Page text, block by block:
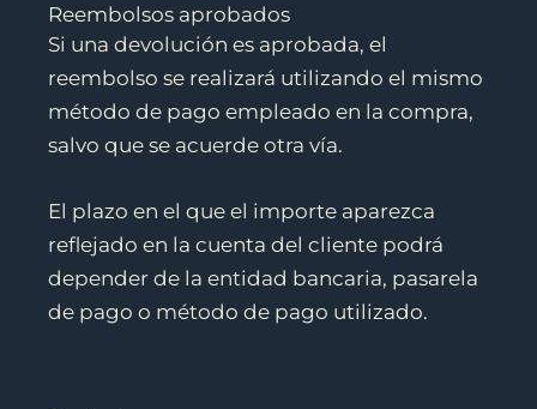
Reembolsos aprobados
Si una devolución es aprobada, el
reembolso se realizará utilizando el mismo
método de pago empleado en la compra,
salvo que se acuerde otra vía.
El plazo en el que el importe aparezca
reflejado en la cuenta del cliente podrá
depender de la entidad bancaria, pasarela
de pago o método de pago utilizado.